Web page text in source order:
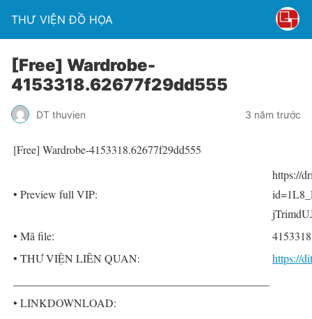
THƯ VIỆN ĐỒ HỌA
[Free] Wardrobe-
4153318.62677f29dd555
DT thuvien 3 năm trước
[Free] Wardrobe-4153318.62677f29dd555
• Preview full VIP:
https://
• Mã file:
• THƯ VIỆN LIÊN QUAN:
https://
• LINKDOWNLOAD: